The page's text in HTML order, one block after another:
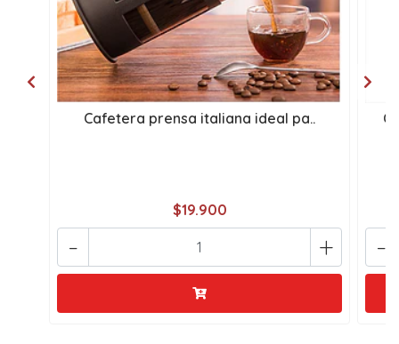
Cafetera prensa italiana ideal pa..
$19.900
+
- -